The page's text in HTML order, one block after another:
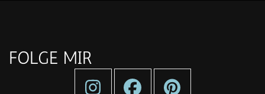
FOLGE MIR